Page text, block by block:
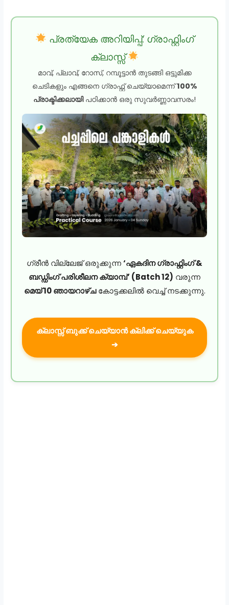
പ്രത്യേക അറിയിപ്പ്: ഗ്രാഫ്റ്റിംഗ്
ക്ലാസ്സ്
മാവ്, പ്ലാവ്, റോസ്, റമ്പൂട്ടാൻ തുടങ്ങി ഒട്ടുമിക്ക
ചെടികളും എങ്ങനെ ഗ്രാഫ്റ്റ് ചെയ്യാമെന്ന്100%
പ്രാക്ടിക്കലായിപഠിക്കാൻ ഒരു സുവർണ്ണാവസരം!
ഗ്രീൻ വില്ലേജ് ഒരുക്കുന്ന‘ഏകദിന ഗ്രാഫ്റ്റിംഗ് &
ബഡ്ഡിംഗ് പരിശീലന ക്യാമ്പ്’ (Batch 12) വരുന്ന
മെയ് 10 ഞായറാഴ്ചകോട്ടക്കലിൽ വെച്ച് നടക്കുന്നു.
ക്ലാസ്സ് ബുക്ക് ചെയ്യാൻ ക്ലിക്ക് ചെയ്യുക
➔